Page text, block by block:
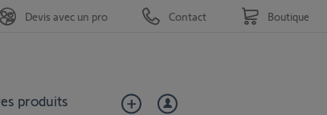
produits
Devis avec un pro Contact Boutique